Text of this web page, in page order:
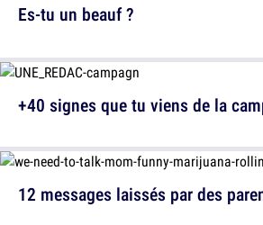
12 messages laissés par des
Es-tu un beauf ?
+40 signes que tu viens de la